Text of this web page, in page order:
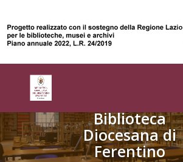
Biblioteca
Diocesana di
Ferentino